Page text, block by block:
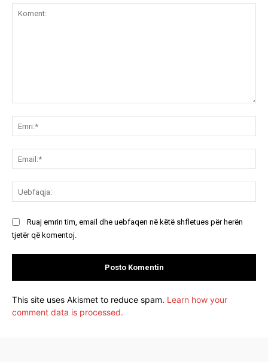
Ruaj emrin tim, email dhe uebfaqen në këtë shfletues për herën
tjetër që komentoj.
This site uses Akismet to reduce spam. Learn how your
comment data is processed.